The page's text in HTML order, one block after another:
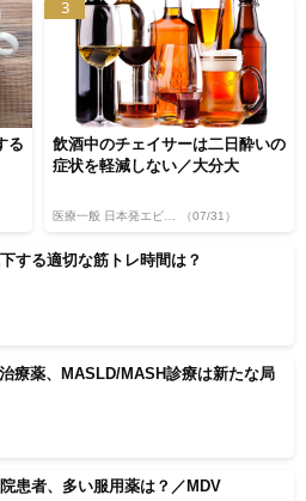
る
3
飲酒中のチェイサーは二日酔いの
症状を軽減しない／大分大
医療一般 日本発エビデンス （07/31）
する適切な筋トレ時間は？
療薬、MASLD/MASH診療は新たな局
患者、多い服用薬は？／MDV